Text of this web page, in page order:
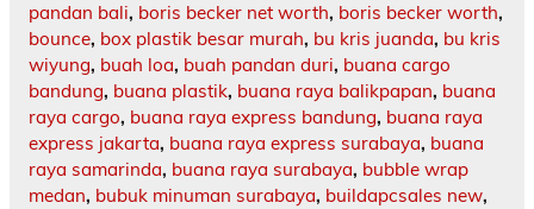
pandan bali, boris becker net worth, boris becker worth,
bounce, box plastik besar murah, bu kris juanda, bu kris
wiyung, buah loa, buah pandan duri, buana cargo
bandung, buana plastik, buana raya balikpapan, buana
raya cargo, buana raya express bandung, buana raya
express jakarta, buana raya express surabaya, buana
raya samarinda, buana raya surabaya, bubble wrap
medan, bubuk minuman surabaya, buildapcsales new,